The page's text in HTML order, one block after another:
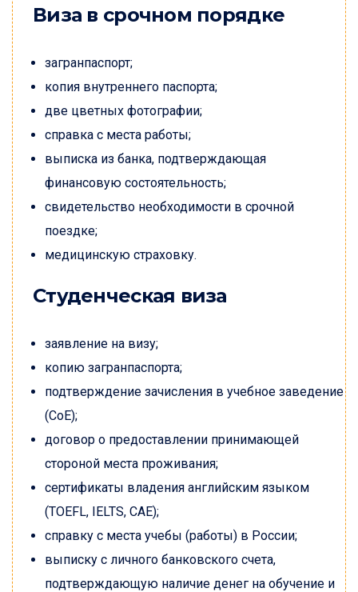
Виза в срочном порядке
загранпаспорт;
копия внутреннего паспорта;
две цветных фотографии;
справка с места работы;
выписка из банка, подтверждающая
финансовую состоятельность;
свидетельство необходимости в срочной
поездке;
медицинскую страховку.
Студенческая виза
заявление на визу;
копию загранпаспорта;
подтверждение зачисления в учебное заведение
(CoE);
договор о предоставлении принимающей
стороной места проживания;
сертификаты владения английским языком
(TOEFL, IELTS, CAE);
справку с места учебы (работы) в России;
выписку с личного банковского счета,
подтверждающую наличие денег на обучение и